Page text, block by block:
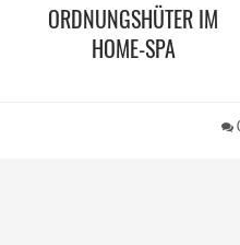
ORDNUNGSHÜTER IM
HOME-SPA